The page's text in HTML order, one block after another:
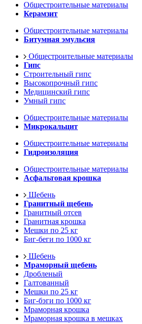
Общестроительные материалы
Керамзит
Общестроительные материалы
Битумная эмульсия
Общестроительные материалы
Гипс
Строительный гипс
Высокопрочный гипс
Медицинский гипс
Умный гипс
Общестроительные материалы
Микрокальцит
Общестроительные материалы
Гидроизоляция
Общестроительные материалы
Асфальтовая крошка
Щебень
Гранитный щебень
Гранитный отсев
Гранитная крошка
Мешки по 25 кг
Биг-беги по 1000 кг
Щебень
Мраморный щебень
Дробленый
Галтованный
Мешки по 25 кг
Биг-бэги по 1000 кг
Мраморная крошка
Мраморная крошка в мешках